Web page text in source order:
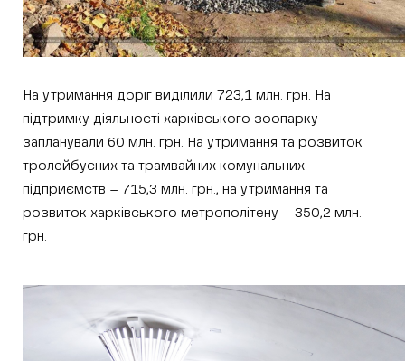
На утримання доріг виділили 723,1 млн. грн. На
підтримку діяльності харківського зоопарку
запланували 60 млн. грн. На утримання та розвиток
тролейбусних та трамвайних комунальних
підприємств – 715,3 млн. грн., на утримання та
розвиток харківського метрополітену – 350,2 млн.
грн.